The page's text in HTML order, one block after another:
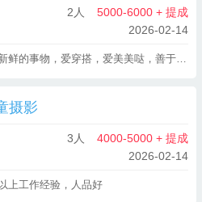
2人
5000-6000 + 提成
2026-02-14
爱玩，喜欢孩子，喜欢新鲜的事物，爱穿搭，爱美美哒，善于表达和沟通。
摄影
3人
4000-5000 + 提成
2026-02-14
上工作经验，人品好